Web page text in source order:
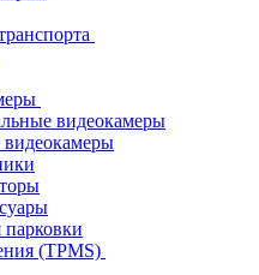
видеокамеры
(TPMS)